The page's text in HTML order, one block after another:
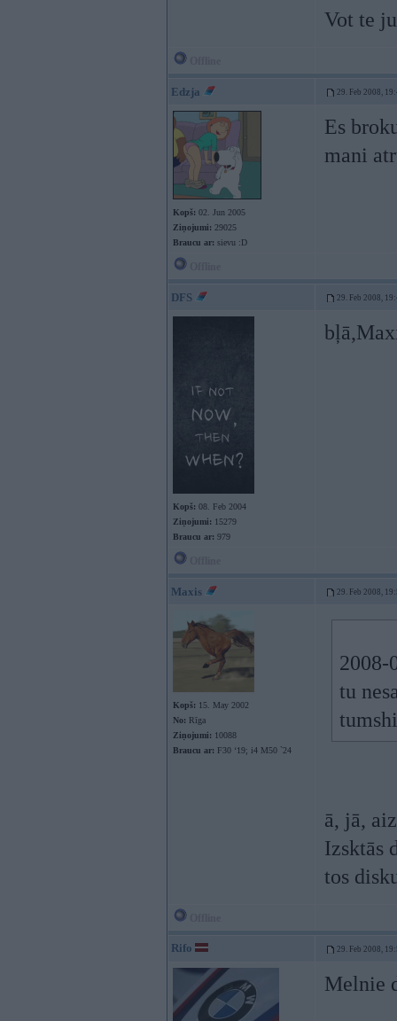
Vot te
Edzja 29. Feb 2008,
Kopš: 02. Jun 2005
Ziņojumi: 29025
Braucu ar: sievu :D
Es
mani
DFS 29. Feb 2008,
Kopš: 08. Feb 2004
Ziņojumi: 15279
Braucu ar: 979
Maxis 29. Feb 2008,
Kopš: 15. May 2002
No: Rīga
Ziņojumi: 10088
Braucu ar: F30 ‘19; i4 M50 `24
2008-
tu
ā, jā,
Izsktās
tos
Rifo 29. Feb 2008,
Melnie